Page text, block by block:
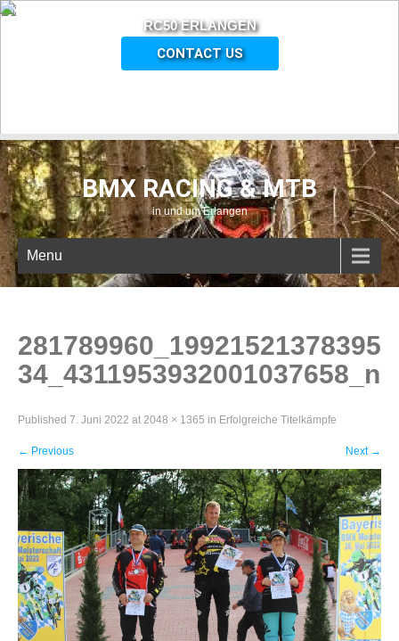
RC50 ERLANGEN
CONTACT US
BMX RACING & MTB
in und um Erlangen
Menu
281789960_19921521378395
34_4311953932001037658_n
Published 7. Juni 2022 at 2048 × 1365 in Erfolgreiche Titelkämpfe
← Previous Next →